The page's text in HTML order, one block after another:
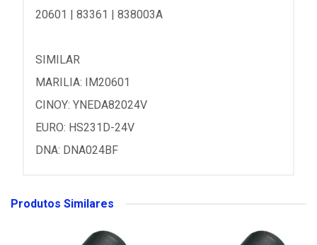
20601 | 83361 | 838003A
SIMILAR
MARILIA: IM20601
CINOY: YNEDA82024V
EURO: HS231D-24V
DNA: DNA024BF
Produtos Similares